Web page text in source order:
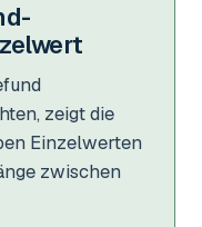
zeigt die
Einzelwerten
zwischen